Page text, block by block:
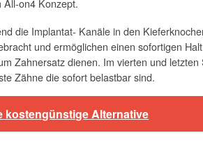
on4 Konzept.
die Implantat- Kanäle in den
und ermöglichen einen sofortigen
Zahnersatz dienen. Im vierten und
Zähne die sofort belastbar sind.
kostengünstige Alternative